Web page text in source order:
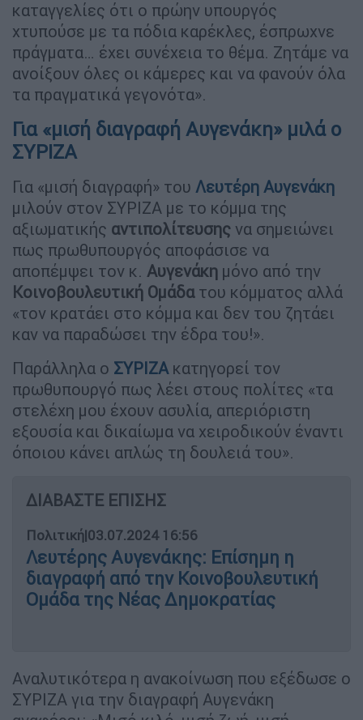
καταγγελίες ότι ο πρώην υπουργός
χτυπούσε με τα πόδια καρέκλες, έσπρωχνε
πράγματα… έχει συνέχεια το θέμα. Ζητάμε να
ανοίξουν όλες οι κάμερες και να φανούν όλα
τα πραγματικά γεγονότα».
Για «μισή διαγραφή Αυγενάκη» μιλά ο
ΣΥΡΙΖΑ
Για «μισή διαγραφή» του Λευτέρη Αυγενάκη
μιλούν στον ΣΥΡΙΖΑ με το κόμμα της
αξιωματικής αντιπολίτευσης να σημειώνει
πως πρωθυπουργός αποφάσισε να
αποπέμψει τον κ. Αυγενάκη μόνο από την
Κοινοβουλευτική Ομάδατου κόμματος αλλά
«τον κρατάει στο κόμμα και δεν του ζητάει
καν να παραδώσει την έδρα του!».
Παράλληλα ο ΣΥΡΙΖΑ κατηγορεί τον
πρωθυπουργό πως λέει στους πολίτες «τα
στελέχη μου έχουν ασυλία, απεριόριστη
εξουσία και δικαίωμα να χειροδικούν έναντι
όποιου κάνει απλώς τη δουλειά του».
ΔΙΑΒΑΣΤΕ ΕΠΙΣΗΣ
Πολιτική|03.07.2024 16:56
Λευτέρης Αυγενάκης: Επίσημη η
διαγραφή από την Κοινοβουλευτική
Ομάδα της Νέας Δημοκρατίας
Αναλυτικότερα η ανακοίνωση που εξέδωσε ο
ΣΥΡΙΖΑ για την διαγραφή Αυγενάκη